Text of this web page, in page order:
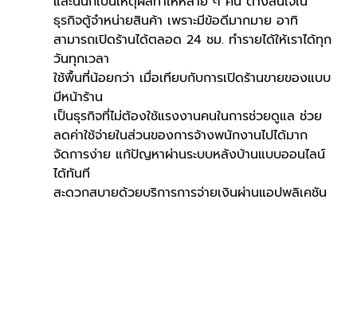
ธุรกิจตู้จำหน่ายสินค้า เพราะมีข้อดีมากมาย อาทิ
สามารถเปิดร้านได้ตลอด 24 ชม. ทำรายได้ให้เราได้ทุก
วันทุกเวลา
ใช้พื้นที่น้อยกว่า เมื่อเทียบกับการเปิดร้านขายของแบบ
มีหน้าร้าน
เป็นธุรกิจที่ไม่ต้องใช้แรงงานคนในการช่วยดูแล ช่วย
ลดค่าใช้จ่ายในส่วนของการจ้างพนักงานไปได้มาก
จัดการง่าย แก้ปัญหาผ่านระบบหลังบ้านแบบออนไลน์
ได้ทันที
สะดวกสบายด้วยบริการการจ่ายเงินผ่านแอปพลิเคชัน